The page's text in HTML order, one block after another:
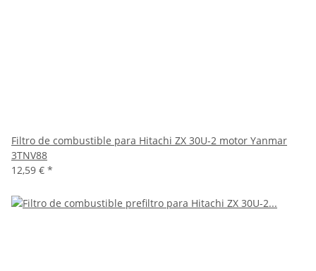
Filtro de combustible para Hitachi ZX 30U-2 motor Yanmar
3TNV88
12,59 € *